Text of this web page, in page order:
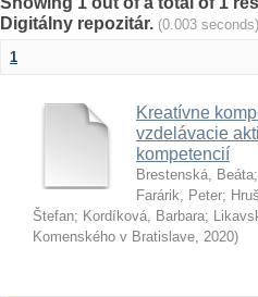
Digitálny repozitár. (0.003 seconds)
1
Kreatívne
vzdelávacie
kompetencií
Brestenská, Beáta;
Farárik, Peter;
Štefan; Kordíková, Barbara;
Komenského v Bratislave, 2020)